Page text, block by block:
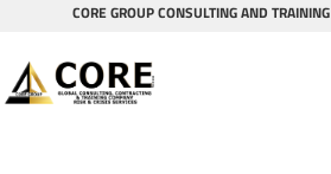
CORE GROUP CONSULTING AND TRAINING